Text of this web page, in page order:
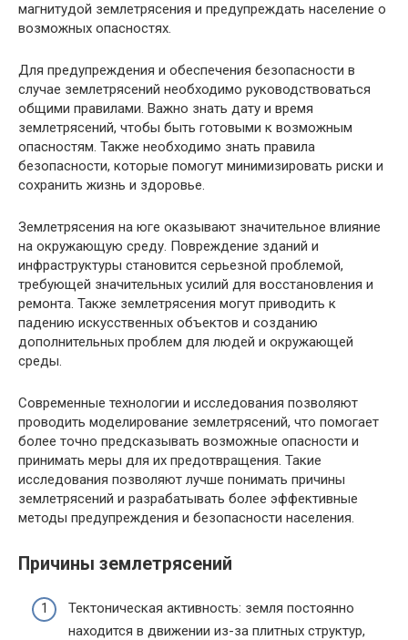
магнитудой землетрясения и предупреждать население о
возможных опасностях.
Для предупреждения и обеспечения безопасности в
случае землетрясений необходимо руководствоваться
общими правилами. Важно знать дату и время
землетрясений, чтобы быть готовыми к возможным
опасностям. Также необходимо знать правила
безопасности, которые помогут минимизировать риски и
сохранить жизнь и здоровье.
Землетрясения на юге оказывают значительное влияние
на окружающую среду. Повреждение зданий и
инфраструктуры становится серьезной проблемой,
требующей значительных усилий для восстановления и
ремонта. Также землетрясения могут приводить к
падению искусственных объектов и созданию
дополнительных проблем для людей и окружающей
среды.
Современные технологии и исследования позволяют
проводить моделирование землетрясений, что помогает
более точно предсказывать возможные опасности и
принимать меры для их предотвращения. Такие
исследования позволяют лучше понимать причины
землетрясений и разрабатывать более эффективные
методы предупреждения и безопасности населения.
Причины землетрясений
Тектоническая активность: земля постоянно
находится в движении из-за плитных структур,